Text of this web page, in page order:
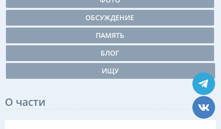
ОБСУЖДЕНИЕ
ПАМЯТЬ
БЛОГ
ИЩУ
О части